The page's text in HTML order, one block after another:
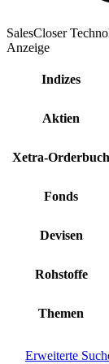
SalesCloser
Anzeige
Indizes
Aktien
Xetra-Orderbuch
Fonds
Devisen
Rohstoffe
Themen
Erweiterte